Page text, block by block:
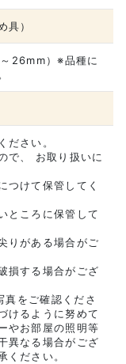
具）
26mm）※品種に
ださい。
で、 お取り扱いに
つけて保管してく
ところに保管して
りがある場合がご
損する場合がござ
真をご確認くださ
けるように努めて
やお部屋の照明等
異なる場合がござ
ください。